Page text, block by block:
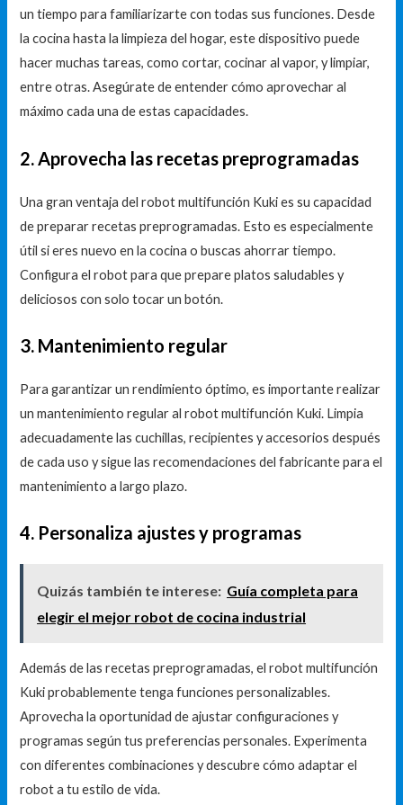
un tiempo para familiarizarte con todas sus funciones. Desde
la cocina hasta la limpieza del hogar, este dispositivo puede
hacer muchas tareas, como cortar, cocinar al vapor, y limpiar,
entre otras. Asegúrate de entender cómo aprovechar al
máximo cada una de estas capacidades.
2. Aprovecha las recetas preprogramadas
Una gran ventaja del robot multifunción Kuki es su capacidad
de preparar recetas preprogramadas. Esto es especialmente
útil si eres nuevo en la cocina o buscas ahorrar tiempo.
Configura el robot para que prepare platos saludables y
deliciosos con solo tocar un botón.
3. Mantenimiento regular
Para garantizar un rendimiento óptimo, es importante realizar
un mantenimiento regular al robot multifunción Kuki. Limpia
adecuadamente las cuchillas, recipientes y accesorios después
de cada uso y sigue las recomendaciones del fabricante para el
mantenimiento a largo plazo.
4. Personaliza ajustes y programas
Quizás también te interese: Guía completa para
elegir el mejor robot de cocina industrial
Además de las recetas preprogramadas, el robot multifunción
Kuki probablemente tenga funciones personalizables.
Aprovecha la oportunidad de ajustar configuraciones y
programas según tus preferencias personales. Experimenta
con diferentes combinaciones y descubre cómo adaptar el
robot a tu estilo de vida.